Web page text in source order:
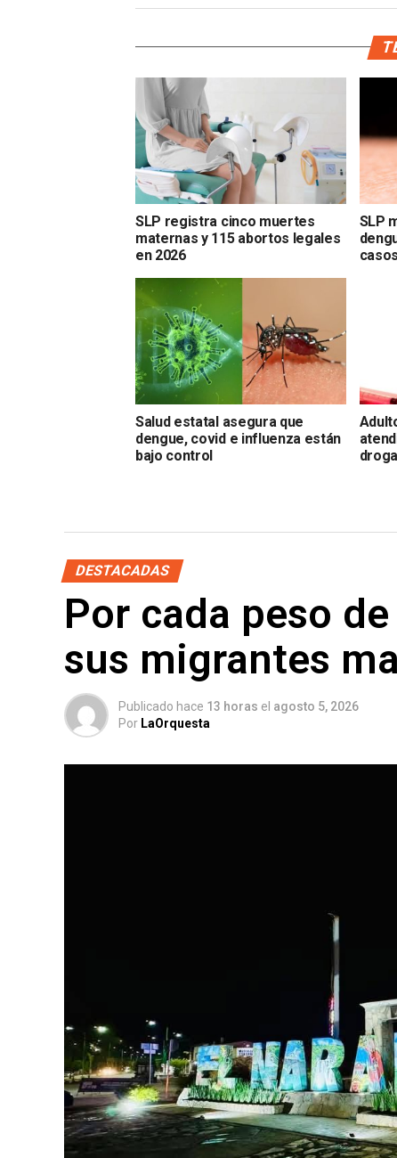
SLP registra cinco muertes
maternas y 115 abortos legales
en 2026
SLP
casos
Salud estatal asegura que
dengue, covid e influenza están
bajo control
DESTACADAS
Por cada peso
sus migrantes
Publicado hace 13 horas el agosto 5, 2026
Por LaOrquesta